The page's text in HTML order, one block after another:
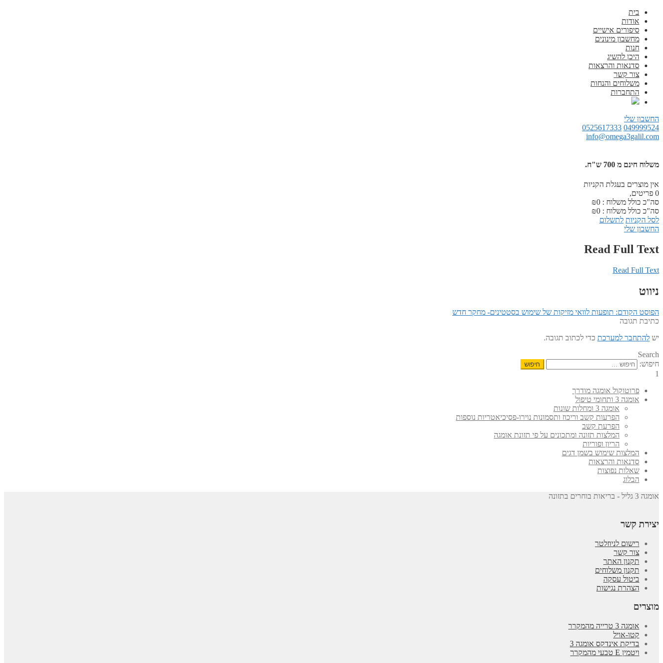
בית
אודות
סיפורים אישיים
מחשבון מינונים
חנות
היכן להשיג
סדנאות והרצאות
צור קשר
משלוחים והנחות
התחברות
החשבון שלי
049999524
0525617333
info@omega3galil.com
משלוח חינם מ 700 ש"ח.
אין מוצרים בעגלת הקניות
0 פריטים,
סה"כ כולל משלוח :
₪0
סה"כ כולל משלוח :
₪0
לסל הקניות לתשלום
החשבון שלי
Read Full Text
Read Full Text
ניווט
הפוסט הקודם: תופעות לוואי מזיקות של שימוש בסטטינים- מחקר חדש
כתיבת תגובה
יש להתחבר למערכת כדי לכתוב תגובה.
Search
חיפוש:
1
פרוטוקול אומגה מודרך
אומגה 3 ותחומי טיפול
אומגה 3 ומחלות שונות
הפרעות קשב וריכוז ותסמונות נוירו-פסיכיאטריות נוספות
הפרעת קשב
המלצות תזונה ומתכונים על פי תזונת אומגה
הריון ופוריות
המלצות שימוש בשמן דגים
סדנאות והרצאות
שאלות נפוצות
הבלוג
אומגה 3 גליל - בריאות בוחרים בתזונה
יצירת קשר
רישום לניוזלטר
צור קשר
תקנון האתר
תקנון משלוחים
ביטול עסקה
הצהרת נגישות
מוצרים
אומגה 3 טרייה מהמקרר
קטו-אויל
בדיקת אינדקס אומגה 3
ויטמין E טבעי מהמקרר